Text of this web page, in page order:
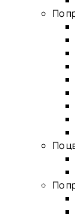
По
По
По